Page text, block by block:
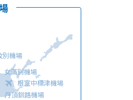
別機場
女滿別機場
根室中標津機場
丹頂釧路機場